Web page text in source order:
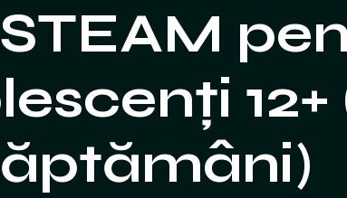
12+